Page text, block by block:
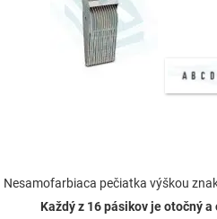
Nesamofarbiaca pečiatka výškou
Každý z 16 pásikov je otočný a